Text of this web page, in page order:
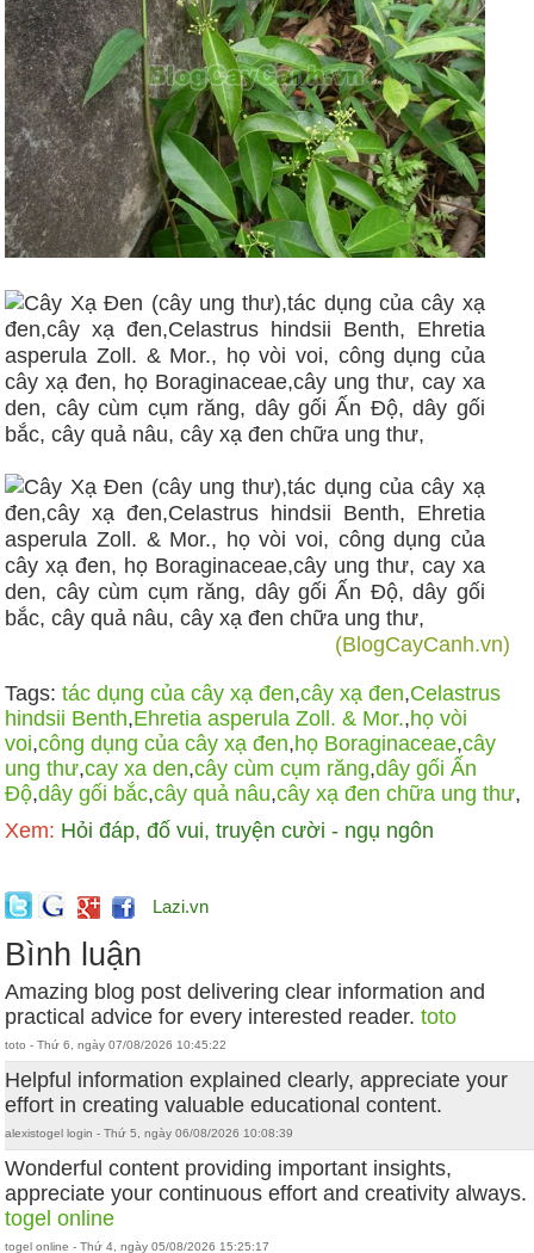
(BlogCayCanh.vn)
Tags:tác dụng của cây xạ đen,cây xạ đen,Celastrus
hindsii Benth,Ehretia asperula Zoll. & Mor.,họ vòi
voi,công dụng của cây xạ đen,họ Boraginaceae,cây
ung thư,cay xa den,cây cùm cụm răng,dây gối Ấn
Độ,dây gối bắc,cây quả nâu,cây xạ đen chữa ung thư,
Xem: Hỏi đáp, đố vui, truyện cười - ngụ ngôn
Lazi.vn
Bình luận
Amazing blog post delivering clear information and
practical advice for every interested reader.toto
toto - Thứ 6, ngày 07/08/2026 10:45:22
Helpful information explained clearly, appreciate your
effort in creating valuable educational content.
alexistogel login - Thứ 5, ngày 06/08/2026 10:08:39
Wonderful content providing important insights,
appreciate your continuous effort and creativity always.
togel online
togel online - Thứ 4, ngày 05/08/2026 15:25:17